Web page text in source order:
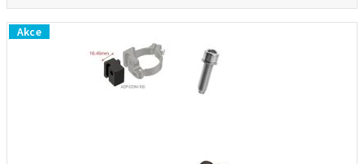
Akce